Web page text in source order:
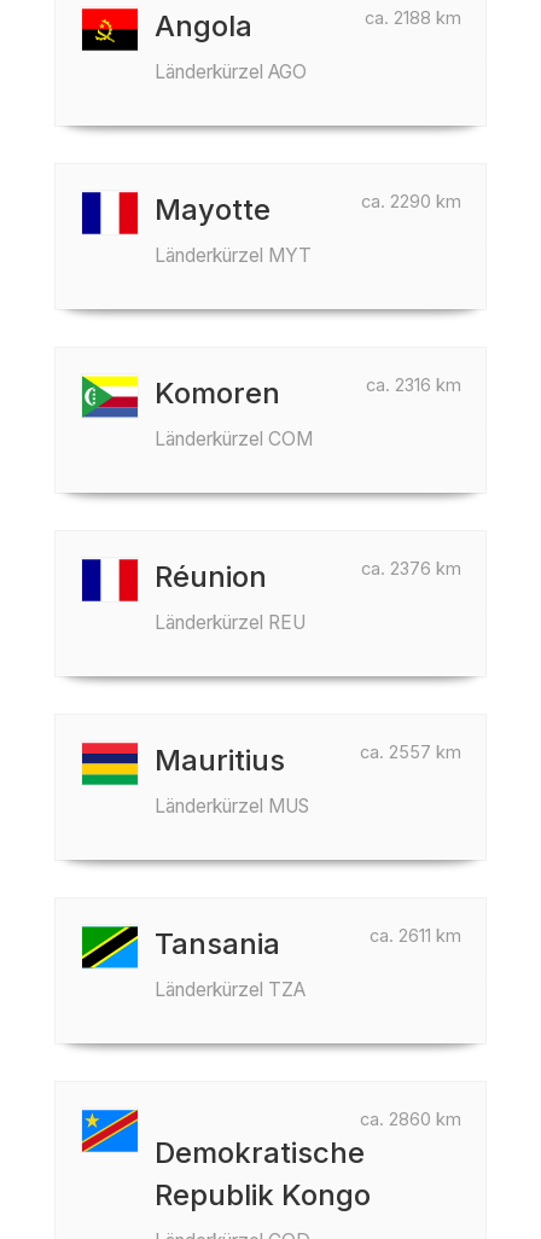
ca. 2188 km
Angola
Länderkürzel AGO
ca. 2290 km
Mayotte
Länderkürzel MYT
ca. 2316 km
Komoren
Länderkürzel COM
ca. 2376 km
Réunion
Länderkürzel REU
ca. 2557 km
Mauritius
Länderkürzel MUS
ca. 2611 km
Tansania
Länderkürzel TZA
ca. 2860 km
Demokratische
Republik Kongo